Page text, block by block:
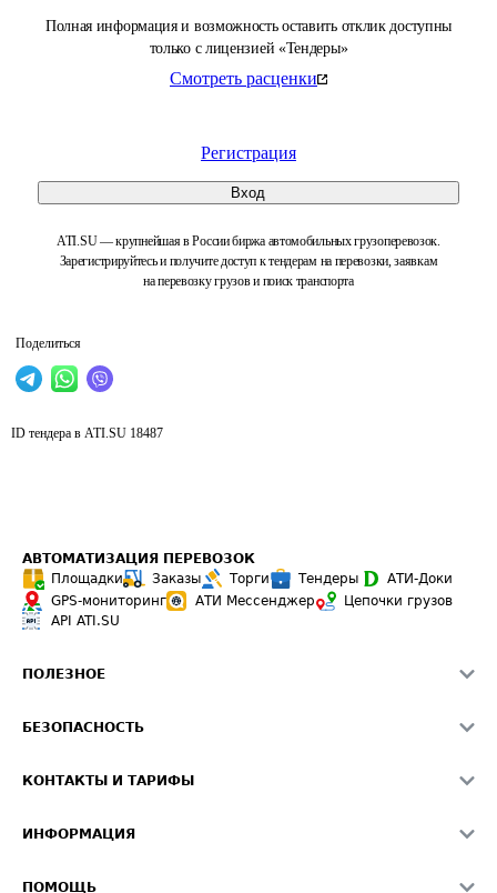
Полная информация и возможность оставить отклик доступны
только с лицензией «Тендеры»
Смотреть расценки
Регистрация
Вход
ATI.SU — крупнейшая в России биржа автомобильных грузоперевозок.
Зарегистрируйтесь и получите доступ к тендерам на перевозки, заявкам
на перевозку грузов и поиск транспорта
Поделиться
ID тендера в ATI.SU 18487
АВТОМАТИЗАЦИЯ ПЕРЕВОЗОК
Площадки
Заказы Торги Тендеры
АТИ-Доки
GPS-мониторинг
АТИ Мессенджер
Цепочки грузов
API ATI.SU
ПОЛЕЗНОЕ
Звезды ATI.SU на вашем сайте
Средние ставки
БЕЗОПАСНОСТЬ
Светофор+
О формировании Паспорта
КОНТАКТЫ И ТАРИФЫ
Реклама на сайте
ИНФОРМАЦИЯ
ПОМОЩЬ